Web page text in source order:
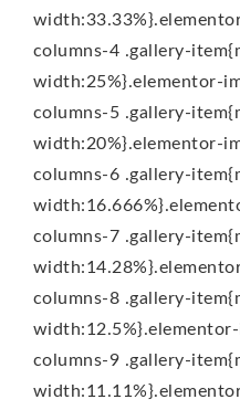
columns-4 .gallery-
width:25%}.elementor-
columns-5 .gallery-
width:20%}.elementor-
columns-6 .gallery-
columns-7 .gallery-
columns-8 .gallery-
columns-9 .gallery-